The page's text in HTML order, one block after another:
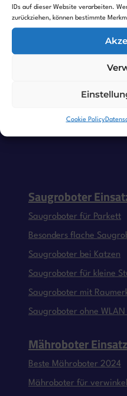
IDs auf dieser Website verarbeiten.
zurückziehen, können bestimmte
Cookie Policy
Kamera
Saugroboter
Saugroboter für Parkett
Besonders flache
Saugroboter bei Katzen
Saugroboter für kleine
Saugroboter mit
Saugroboter ohne
Mähroboter
Beste Mähroboter 2024
Mähroboter für